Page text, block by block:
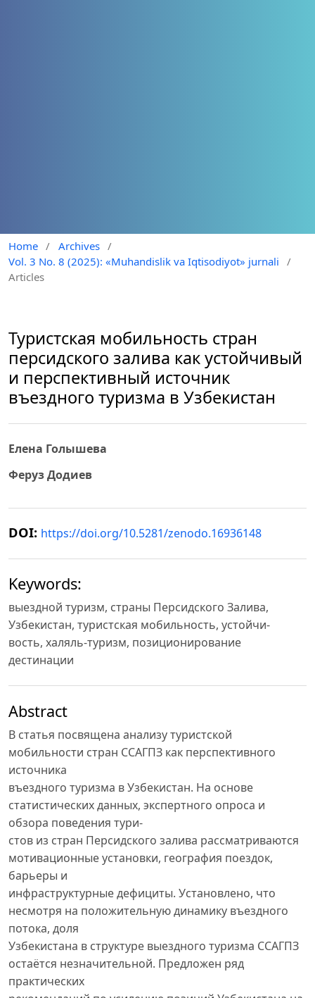
Home / Archives /
Vol. 3 No. 8 (2025): «Muhandislik va Iqtisodiyot» jurnali
/
Articles
Туристская мобильность стран
персидского залива как устойчивый
и перспективный источник
въездного туризма в Узбекистан
Елена Голышева
Феруз Додиев
DOI: https://doi.org/10.5281/zenodo.16936148
Keywords:
выездной туризм, страны Персидского Залива,
Узбекистан, туристская мобильность, устойчи-
вость, халяль-туризм, позиционирование
дестинации
Abstract
В статья посвящена анализу туристской
мобильности стран ССАГПЗ как перспективного
источника
въездного туризма в Узбекистан. На основе
статистических данных, экспертного опроса и
обзора поведения тури-
стов из стран Персидского залива рассматриваются
мотивационные установки, география поездок,
барьеры и
инфраструктурные дефициты. Установлено, что
несмотря на положительную динамику въездного
потока, доля
Узбекистана в структуре выездного туризма ССАГПЗ
остаётся незначительной. Предложен ряд
практических